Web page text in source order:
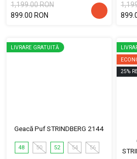
1,199.00 RON
899.00 RON
LIVRARE GRATUITĂ
Geacă Puf STRINDBERG 2144
48 50 52 54 56
25%